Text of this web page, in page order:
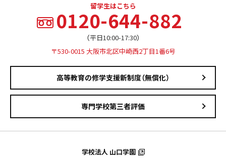
留学生はこちら
0120-644-882
（平日10:00-17:30）
〒530-0015 大阪市北区中崎西2丁目1番6号
高等教育の修学支援新制度（無償化）
専門学校第三者評価
学校法人 山口学園